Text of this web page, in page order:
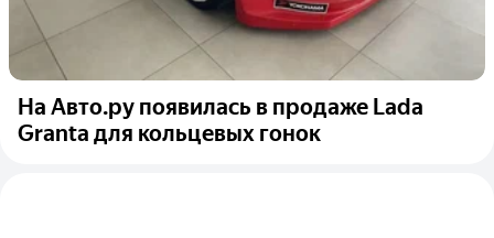
На Авто.ру появилась в продаже Lada
Granta для кольцевых гонок